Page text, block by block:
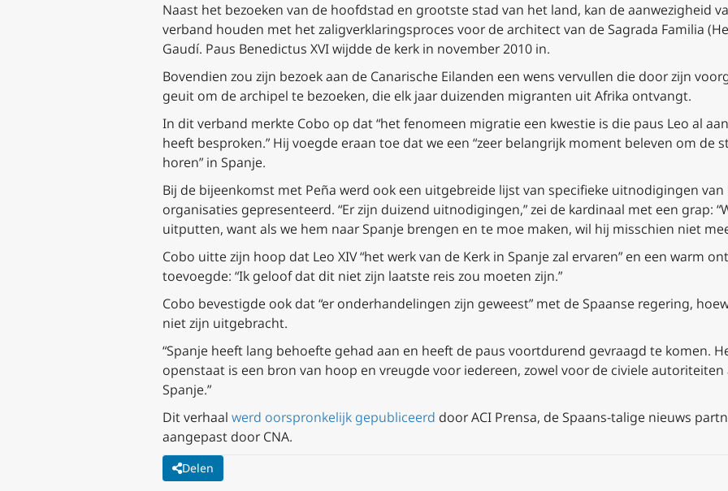
Naast het bezoeken van de hoofdstad en grootste stad van het land, kan de aanwezigheid
verband houden met het zaligverklaringsproces voor de architect van de Sagrada Familia
Gaudí. Paus Benedictus XVI wijdde de kerk in november 2010 in.
Bovendien zou zijn bezoek aan de Canarische Eilanden een wens vervullen die door zijn
geuit om de archipel te bezoeken, die elk jaar duizenden migranten uit Afrika ontvangt.
In dit verband merkte Cobo op dat “het fenomeen migratie een kwestie is die paus Leo al
heeft besproken.” Hij voegde eraan toe dat we een “zeer belangrijk moment beleven om de
horen” in Spanje.
Bij de bijeenkomst met Peña werd ook een uitgebreide lijst van specifieke uitnodigingen
organisaties gepresenteerd. “Er zijn duizend uitnodigingen,” zei de kardinaal met een grap:
uitputten, want als we hem naar Spanje brengen en te moe maken, wil hij misschien niet
Cobo uitte zijn hoop dat Leo XIV “het werk van de Kerk in Spanje zal ervaren” en een warm
toevoegde: “Ik geloof dat dit niet zijn laatste reis zou moeten zijn.”
Cobo bevestigde ook dat “er onderhandelingen zijn geweest” met de Spaanse regering,
niet zijn uitgebracht.
“Spanje heeft lang behoefte gehad aan en heeft de paus voortdurend gevraagd te komen.
openstaat is een bron van hoop en vreugde voor iedereen, zowel voor de civiele
Spanje.”
Dit verhaal werd oorspronkelijk gepubliceerd door ACI Prensa, de Spaans-talige nieuws
aangepast door CNA.
Delen